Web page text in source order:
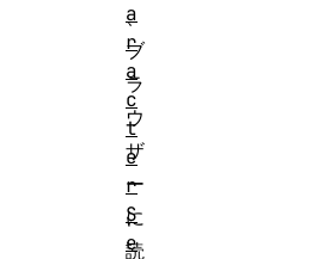
、
ブ
ラ
ウ
ザ
ー
に
読
a
r
a
c
t
e
r
S
e